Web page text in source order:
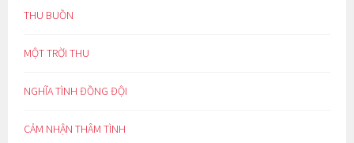
THU BUỒN
MỘT TRỜI THU
NGHĨA TÌNH ĐỒNG ĐỘI
CẢM NHẬN THÂM TÌNH